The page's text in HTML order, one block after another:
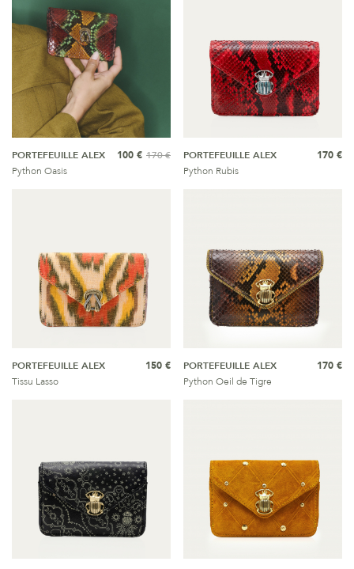
PORTEFEUILLE ALEX
Python Oasis
100 € 170 €
PORTEFEUILLE ALEX
Python Rubis
170 €
PORTEFEUILLE ALEX
Tissu Lasso
150 €
PORTEFEUILLE ALEX
Python Oeil de Tigre
170 €